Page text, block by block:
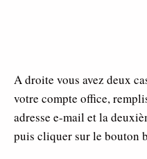
A droite vous avez deux
votre compte office,
adresse e-mail et la
puis cliquer sur le bouton